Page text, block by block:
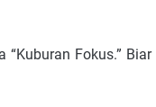
Fokus.” Biar